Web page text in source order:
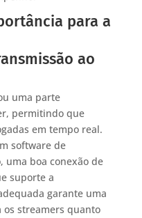
para a
ao
uma parte
permitindo que
em tempo real.
software de
uma boa conexão de
suporte a
garante uma
streamers quanto